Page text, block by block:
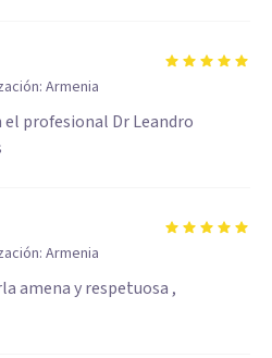
Armenia
profesional Dr Leandro
Armenia
amena y respetuosa ,